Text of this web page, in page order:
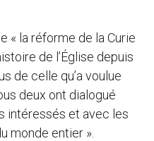
« la réforme de la Curie
de l’Église depuis
de celle qu’a voulue
deux ont dialogué
intéressés et avec les
monde entier ».